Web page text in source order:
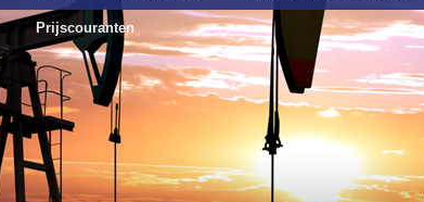
Prijscouranten